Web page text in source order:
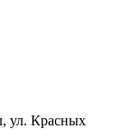
ул. Красных